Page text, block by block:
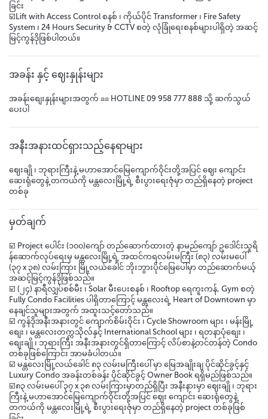
ခြင်း
☑️Lift with Access Control စနစ် ၊ ကိုယ်ပိုင် Transformer ၊ Fire Safety
System ၊ 24 Hours Security & CCTV စတဲ့ လုံခြုံရေးစနစ်များပါရှိတဲ့ အဆင့်
မြင့်ကွန်ဒိုဖြစ်ပါတယ်။
အခန်း နှင့် ဈေးနှုန်းများ
အခန်းစျေးနှုန်းများအတွက် ☎☎ HOTLINE 09 958 777 888 သို့ ဆက်သွယ်
ပေးပါ
အနီးအနားထင်ရှားသည့်နေရာများ
ဈေးချို ၊ ဘုရားကြီးနဲ့ မဟာအောင်မြေကျောက်ဝိုင်းတို့အပြင် ဈေး ကျောင်း
ဆေးရုံတွေနဲ့ တကယ်ကို မန္တလေးမြို့ရဲ့ စီးပွားရေးဇုံမှာ တည်ရှိနေတဲ့ project
တစ်ခု
မှတ်ချက်
☑️ Project ပေါင်း (၁၀၀)ကျော် တည်ဆောက်ထားတဲ့ နာမည်ကျော် ဥဒေါင်းသူရိ
န်ဆောက်လုပ်ရေးမှ မန္တလေးမြို့ရဲ့ အထင်ကရလမ်းမကြီး (၈၃) လမ်းမပေါ်
(၃၇ x ၃၈) လမ်းကြား မြို့လယ်ခေါင် ဘိုးဘွားပိုင်မြေပေါ်မှာ တည်ဆောက်မယ့်
အဆင့်မြင့်ကွန်ဒိုဖြစ်သည်။
☑️ (၂၄) နာရီလျှပ်စစ်မီး ၊ Solar မီးပေးစနစ် ၊ Rooftop ရေကူးကန်, Gym စတဲ့
Fully Condo Facilities ပါရှိတာကြောင့် မန္တလေးရဲ့ Heart of Downtown မှာ
နေချင်သူများအတွက် အထူးသင့်တော်သည်။
☑️ ကွန်ဒိုအနီးအနားတွင် ကျောက်စိမ်းဝိုင်း ၊ Cycle Showroom များ ၊ မန်းမြို့
စျေး ၊ မန္တလေးတက္ကသိုလ်နှင့် International School များ ၊ ရတနာပုံစျေး ၊
စျေးချို ၊ ဘုရားကြီး အနီးအနားတွင်ရှိတာကြောင့် လိပ်စာနဲ့တင်တန်တဲ့ Condo
တစ်ခုဖြစ်ကြောင်း အာမခံပါတယ်။
☑️ မန္တလေးမြို့လယ်ခေါင် ၈၃ လမ်းမကြီးပေါ် မှာ မြေအချိုးချ ပိုင်ဆိုင်ခွင့်နှင့်
Luxury Condo အခန်းတစ်ခန်း ပိုင်ဆိုင်ခွင့် Owner Book ရရှိမည်ဖြစ်သည်။
☑️၈၃ လမ်းမပေါ် ၃၇ x ၃၈ လမ်းကြားမှာတည်ရှိပြီး အနီးနားမှာ ဈေးချို ၊ ဘုရား
ကြီးနဲ့ မဟာအောင်မြေကျောက်ဝိုင်းတို့အပြင် ဈေး ကျောင်း ဆေးရုံတွေနဲ့
တကယ်ကို မန္တလေးမြို့ရဲ့ စီးပွားရေးဇုံမှာ တည်ရှိနေတဲ့ project တစ်ခုဖြစ်